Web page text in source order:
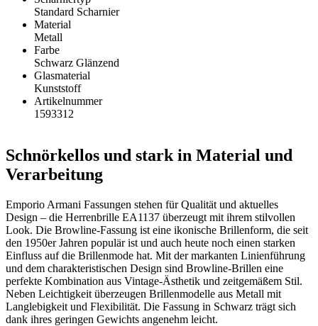
Standard Scharnier
Material
Metall
Farbe
Schwarz Glänzend
Glasmaterial
Kunststoff
Artikelnummer
1593312
Schnörkellos und stark in Material und
Verarbeitung
Emporio Armani Fassungen stehen für Qualität und aktuelles
Design – die Herrenbrille EA1137 überzeugt mit ihrem stilvollen
Look. Die Browline-Fassung ist eine ikonische Brillenform, die seit
den 1950er Jahren populär ist und auch heute noch einen starken
Einfluss auf die Brillenmode hat. Mit der markanten Linienführung
und dem charakteristischen Design sind Browline-Brillen eine
perfekte Kombination aus Vintage-Ästhetik und zeitgemäßem Stil.
Neben Leichtigkeit überzeugen Brillenmodelle aus Metall mit
Langlebigkeit und Flexibilität. Die Fassung in Schwarz trägt sich
dank ihres geringen Gewichts angenehm leicht.